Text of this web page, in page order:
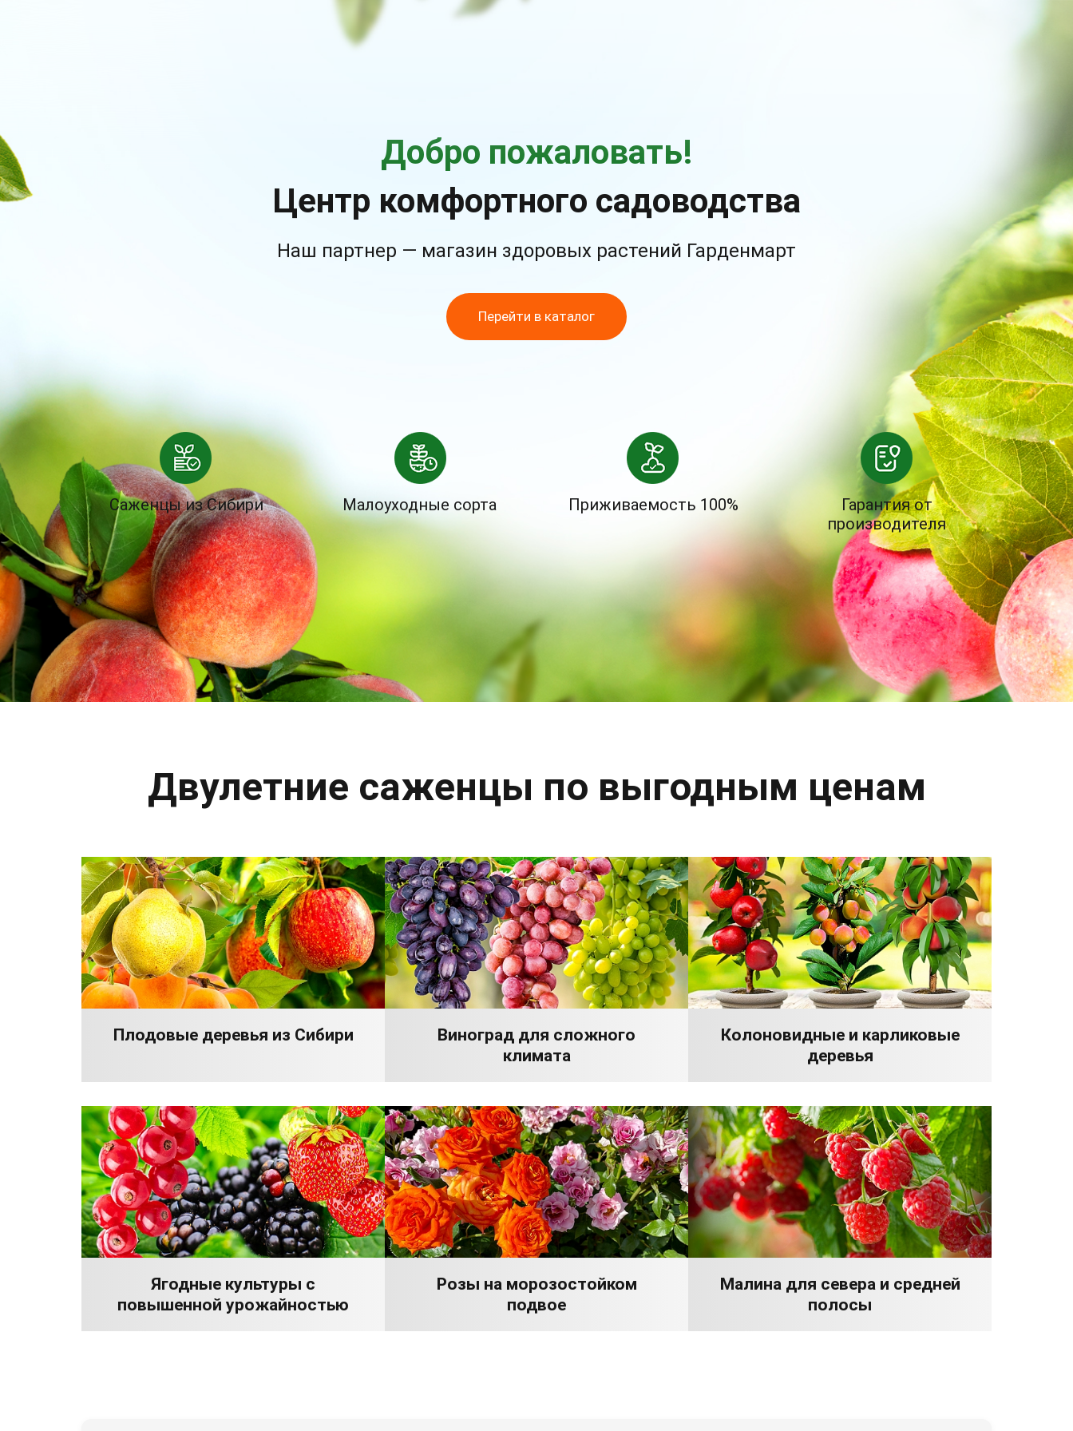
Добро пожаловать!
Центр комфортного садоводства
Наш партнер — магазин здоровых растений Гарденмарт
Перейти в каталог
Саженцы из Сибири Малоуходные сорта Приживаемость 100%
Гарантия от
производителя
Двулетние саженцы по выгодным ценам
Плодовые деревья из Сибири
Виноград для сложного
климата
Колоновидные и карликовые
деревья
Ягодные культуры с
повышенной урожайностью
Розы на морозостойком
подвое
Малина для севера и средней
полосы